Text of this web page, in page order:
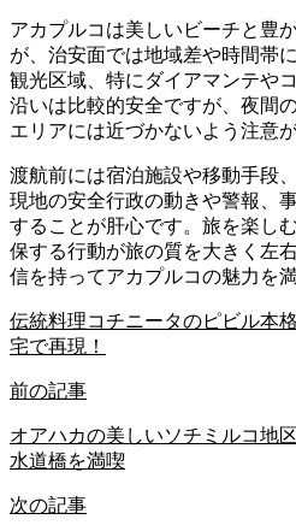
アカプルコは美しいビーチと豊
が、治安面では地域差や時間帯
観光区域、特にダイアマンテや
沿いは比較的安全ですが、夜間
エリアには近づかないよう注意
渡航前には宿泊施設や移動手段
現地の安全行政の動きや警報、
することが肝心です。旅を楽し
保する行動が旅の質を大きく左
信を持ってアカプルコの魅力を
伝統料理コチニータのピビル本
宅で再現！
前の記事
オアハカの美しいソチミルコ地
水道橋を満喫
次の記事